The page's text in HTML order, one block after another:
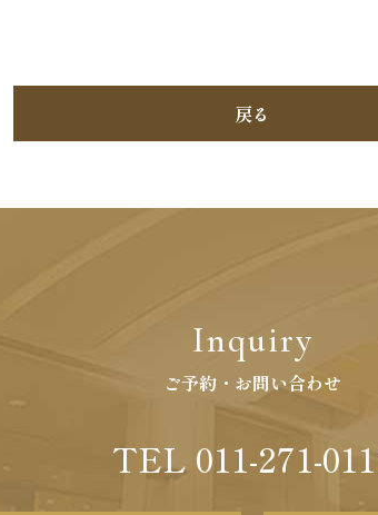
戻る
Inquiry
ご予約・お問い合わせ
TEL 011-271-